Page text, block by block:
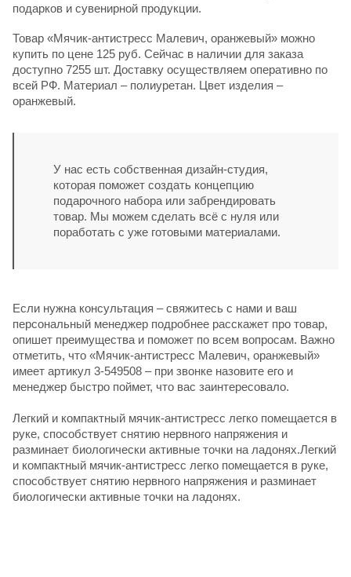
подарков и сувенирной продукции.
Товар «Мячик-антистресс Малевич, оранжевый» можно
купить по цене 125 руб. Сейчас в наличии для заказа
доступно 7255 шт. Доставку осуществляем оперативно по
всей РФ. Материал – полиуретан. Цвет изделия –
оранжевый.
У нас есть собственная дизайн-студия,
которая поможет создать концепцию
подарочного набора или забрендировать
товар. Мы можем сделать всё с нуля или
поработать с уже готовыми материалами.
Если нужна консультация – свяжитесь с нами и ваш
персональный менеджер подробнее расскажет про товар,
опишет преимущества и поможет по всем вопросам. Важно
отметить, что «Мячик-антистресс Малевич, оранжевый»
имеет артикул 3-549508 – при звонке назовите его и
менеджер быстро поймет, что вас заинтересовало.
Легкий и компактный мячик-антистресс легко помещается в
руке, способствует снятию нервного напряжения и
разминает биологически активные точки на ладонях.Легкий
и компактный мячик-антистресс легко помещается в руке,
способствует снятию нервного напряжения и разминает
биологически активные точки на ладонях.